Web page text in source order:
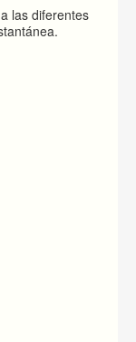
las diferentes